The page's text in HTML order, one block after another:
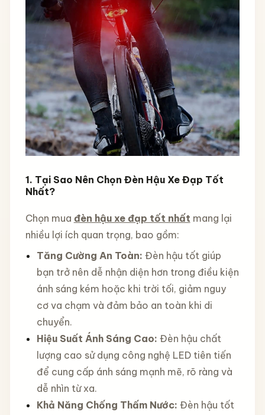
1. Tại Sao Nên Chọn Đèn Hậu Xe Đạp Tốt
Nhất?
Chọn mua đèn hậu xe đạp tốt nhất mang lại
nhiều lợi ích quan trọng, bao gồm:
Tăng Cường An Toàn: Đèn hậu tốt giúp
bạn trở nên dễ nhận diện hơn trong điều kiện
ánh sáng kém hoặc khi trời tối, giảm nguy
cơ va chạm và đảm bảo an toàn khi di
chuyển.
Hiệu Suất Ánh Sáng Cao: Đèn hậu chất
lượng cao sử dụng công nghệ LED tiên tiến
để cung cấp ánh sáng mạnh mẽ, rõ ràng và
dễ nhìn từ xa.
Khả Năng Chống Thấm Nước: Đèn hậu tốt